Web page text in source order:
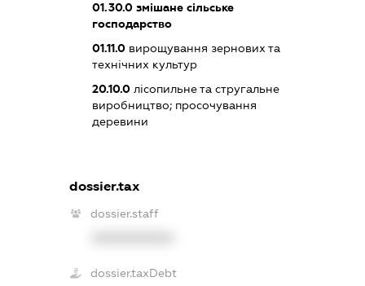
01.30.0 змішане сільське
господарство
01.11.0 вирощування зернових та
технічних культур
20.10.0 лісопильне та стругальне
виробництво; просочування
деревини
dossier.tax
dossier.staff
dossier.taxDebt